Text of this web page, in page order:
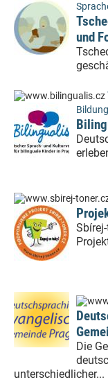
und
Bildung
Die
unterschiedlicher...